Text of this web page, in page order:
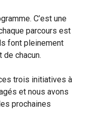
C’est une
parcours est
font pleinement
chacun.
trois initiatives à
et nous avons
prochaines